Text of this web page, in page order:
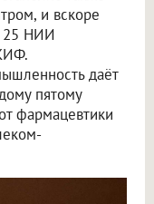
и вскоре
25 НИИ
даёт
пятому
фармацевтики